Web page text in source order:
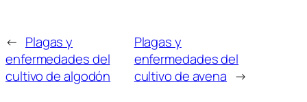
← Plagas y
enfermedades del
cultivo de algodón
Plagas y
enfermedades del
cultivo de avena →